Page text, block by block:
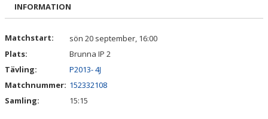
INFORMATION
Matchstart:
sön 20 september, 16:00
Plats:
Brunna IP 2
Tävling:
P2013- 4J
Matchnummer: 152332108
Samling:
15:15